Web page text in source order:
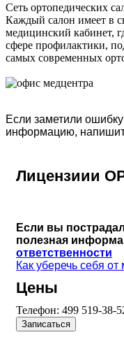
Сеть ортопедических
Каждый салон имеет в
медицинский кабинет,
сфере профилактики,
самых современных
Если заметили
информацию,
Лицензиии
Если вы
полезная
ответственности
Как уберечь себя
Цены
Телефон: 499 519-38-
Записаться